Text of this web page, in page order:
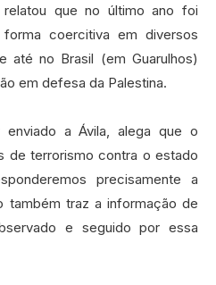
relatou que no último ano foi
coercitiva em diversos
até no Brasil (em Guarulhos)
em defesa da Palestina.
enviado a Ávila, alega que o
de terrorismo contra o estado
precisamente a
também traz a informação de
e seguido por essa